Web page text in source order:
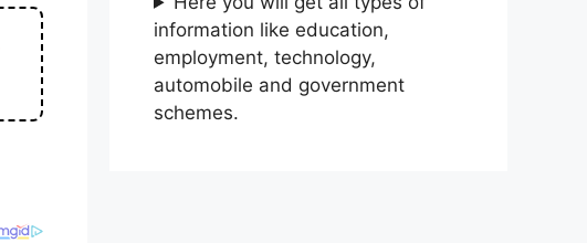
information like education,
employment, technology,
automobile and government
schemes.